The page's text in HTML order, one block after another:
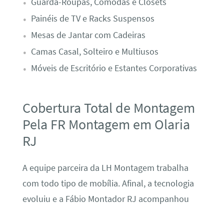
Painéis de TV e Racks Suspensos
Mesas de Jantar com Cadeiras
Camas Casal, Solteiro e Multiusos
Móveis de Escritório e Estantes Corporativas
Cobertura Total de Montagem
Pela FR Montagem em Olaria
RJ
A equipe parceira da LH Montagem trabalha
com todo tipo de mobília. Afinal, a tecnologia
evoluiu e a Fábio Montador RJ acompanhou